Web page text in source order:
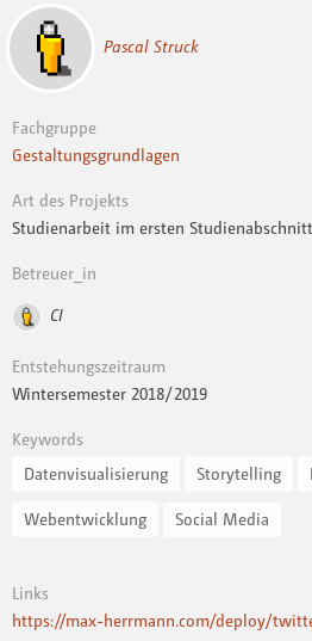
Pascal Struck
Fachgruppe
Gestaltungsgrundlagen
Art des Projekts
Studienarbeit im ersten Studienabschnitt
Betreuer_in
CI
Entstehungszeitraum
Wintersemester 2018 / 2019
Keywords
Datenvisualisierung
Storytelling
Webentwicklung Social Media
Links
https://max-herrmann.com/deploy/